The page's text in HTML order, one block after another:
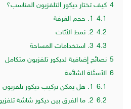
4 كيف تختار ديكور التلفزيون المناسب؟
4.1 1. حجم الغرفة
4.2 2. نمط الأثاث
4.3 3. استخدامات المساحة
5 نصائح إضافية لديكور تلفزيون متكامل
6 الأسئلة الشائعة
6.1 1. هل يمكن تركيب ديكور تلفزيون جبس في الشقق؟
6.2 2. ما الفرق بين ديكور شاشة تلفزيون وديكور جداري؟